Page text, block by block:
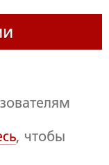
, чтобы